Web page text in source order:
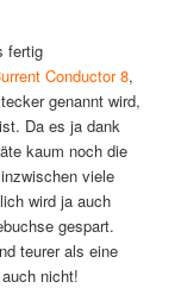
fertig
Conductor 8,
genannt wird,
Da es ja dank
kaum noch die
viele
wird ja auch
gespart.
teurer als eine
nicht!